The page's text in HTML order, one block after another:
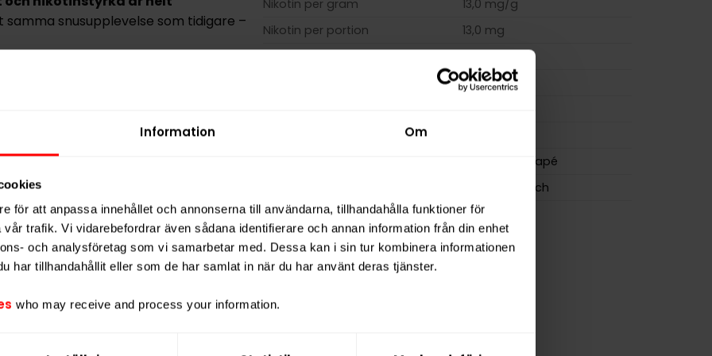
Information Om
för att anpassa innehållet och annonserna till användarna, tillhandahålla funktioner för
trafik. Vi vidarebefordrar även sådana identifierare och annan information från din enhet
och analysföretag som vi samarbetar med. Dessa kan i sin tur kombinera informationen
har tillhandahållit eller som de har samlat in när du har använt deras tjänster.
who may receive and process your information.
snusupplevelse som tidigare –
Rapé-profilen.
användning som för den mer
fylligare känsla under läppen
att hålla rinnigheten nere, medan
smak- och nikotinrelease över
och diskret användning.
placerar produkten i kategorin
en totalvikt på 20 gram.
av Swedish Match och är ett
Nikotin per gram
13,0 mg/g
Nikotin per portion
13,0 mg
20 g
Göteborgs Rapé
Swedish Match